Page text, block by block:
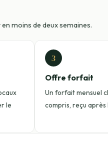
moins de deux semaines.
le
3
Offre forfait
Un forfait mensuel
compris, reçu après